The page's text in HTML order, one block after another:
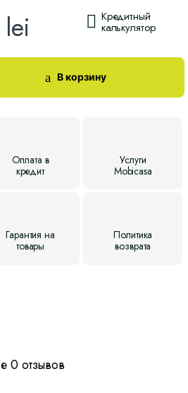
lei Кредитный
калькулятор
В корзину
Оплата в
кредит
Услуги
Mobicasa
Гарантияна
товары
Политика
возврата
0 отзывов